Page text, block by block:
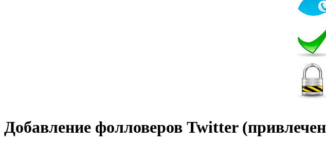
Добавление фолловеров Twitter